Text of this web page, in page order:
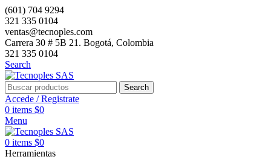
(601) 704 9294
321 335 0104
ventas@tecnoples.com
Carrera 30 # 5B 21. Bogotá, Colombia
321 335 0104
Search
Search
Accede / Registrate
0 items $0
Menu
0 items $0
Herramientas